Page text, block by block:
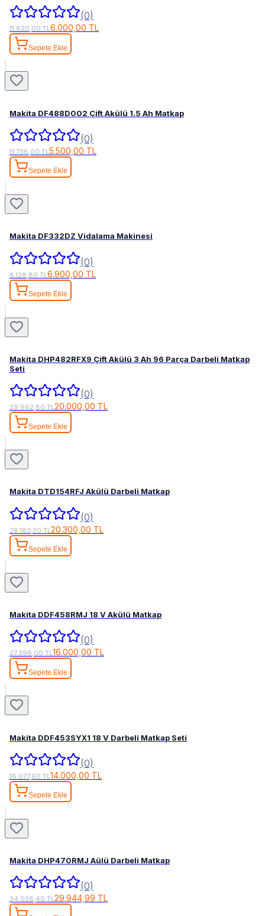
(0)
11.820,00 TL6.000,00 TL
Sepete Ekle
Makita DF488D002 Çift Akülü 1.5 Ah Matkap
(0)
11.736,00 TL5.500,00 TL
Sepete Ekle
Makita DF332DZ Vidalama Makinesi
(0)
8.128,80 TL 6.900,00 TL
Sepete Ekle
Makita DHP482RFX9 Çift Akülü 3 Ah 96 Parça Darbeli Matkap
Seti
(0)
29.962,80 TL20.000,00 TL
Sepete Ekle
Makita DTD154RFJ Akülü Darbeli Matkap
(0)
28.183,20 TL 20.300,00 TL
Sepete Ekle
Makita DDF458RMJ 18 V Akülü Matkap
(0)
27.396,00 TL16.000,00 TL
Sepete Ekle
Makita DDF453SYX1 18 V Darbeli Matkap Seti
(0)
16.077,60 TL 14.000,00 TL
Sepete Ekle
Makita DHP470RMJ Aülü Darbeli Matkap
(0)
34.028,40 TL29.944,99 TL